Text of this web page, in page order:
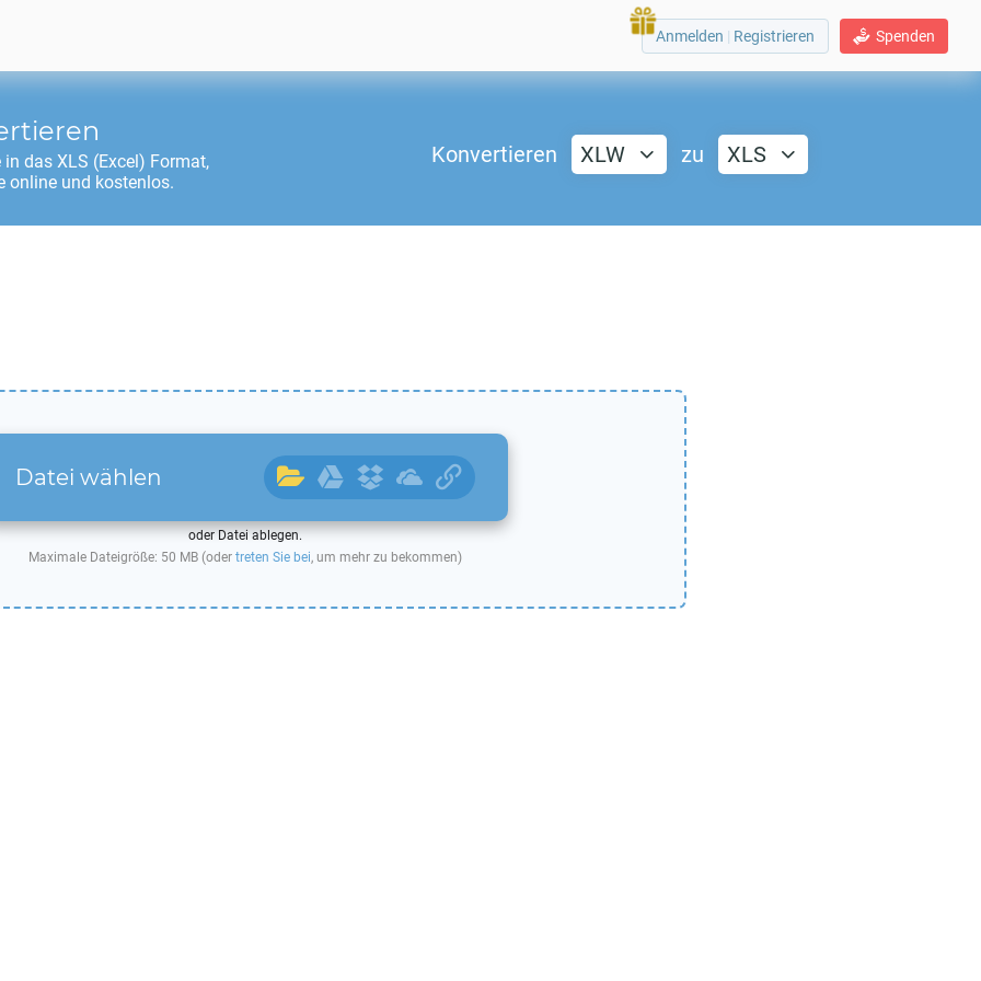
Spenden
Anmelden | Registrieren
in das XLS (Excel) Format,
online und kostenlos.
Konvertieren XLW zu XLS
Datei wählen
oder Datei ablegen.
Maximale Dateigröße: 50 MB (oder treten Sie bei, um mehr zu bekommen)